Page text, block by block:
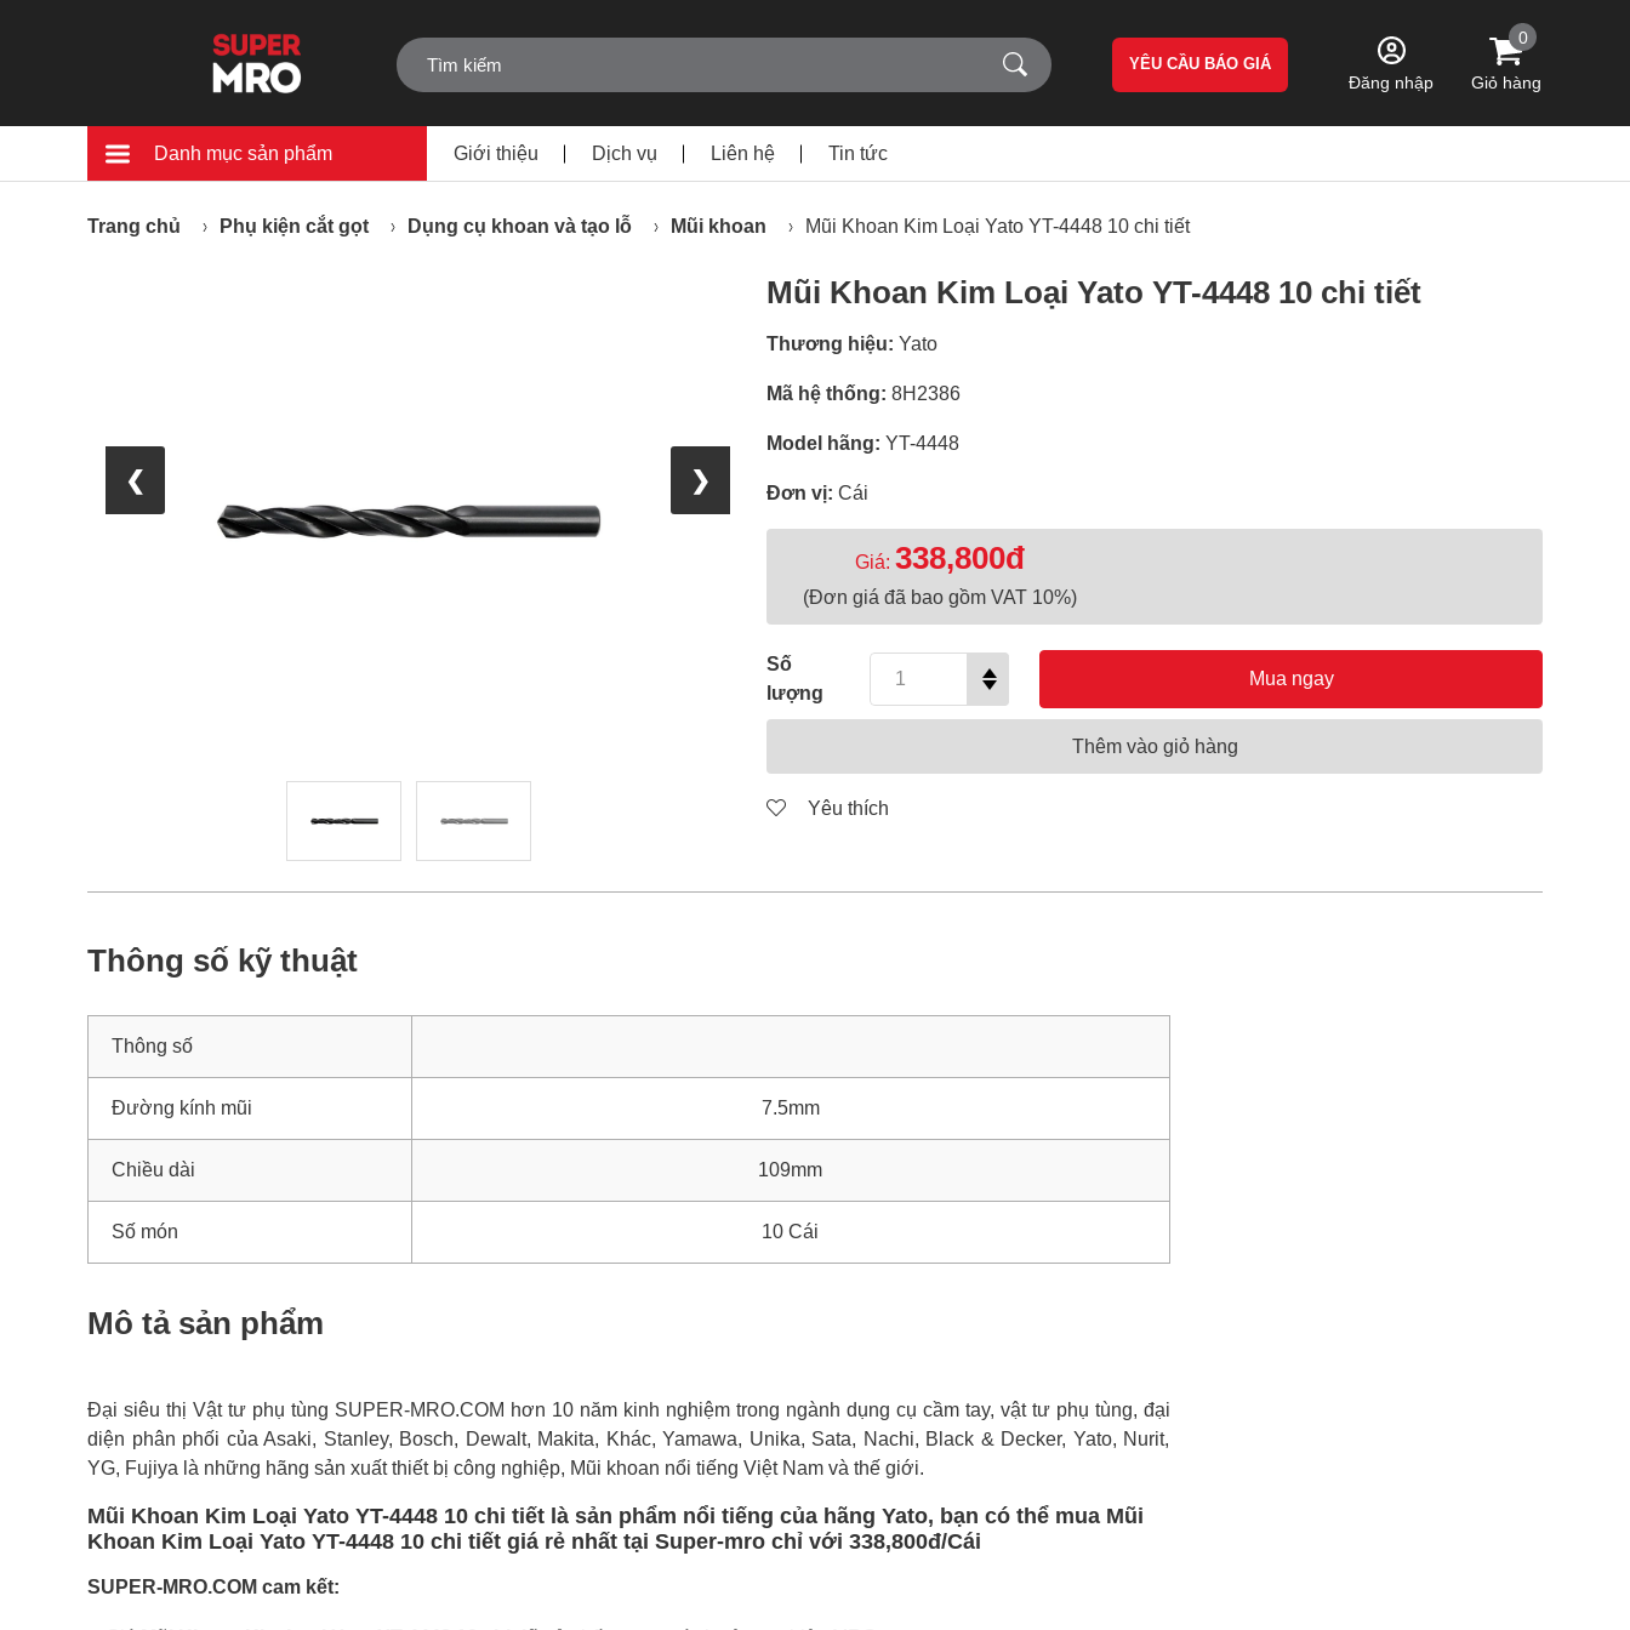
YÊU CẦU BÁO GIÁ
Đăng nhập
0
Giỏ hàng
Danh mục sản phẩm Giới thiệu Dịch vụ Liên hệ Tin tức
Trang chủ Phụ kiện cắt gọt Dụng cụ khoan và tạo lỗ Mũi khoan Mũi Khoan Kim Loại Yato YT-4448 10 chi tiết
❮ ❯
Mũi Khoan Kim Loại Yato YT-4448 10 chi tiết
Thương hiệu: Yato
Mã hệ thống: 8H2386
Model hãng: YT-4448
Đơn vị: Cái
Giá: 338,800đ
(Đơn giá đã bao gồm VAT 10%)
Số
lượng
Mua ngay
Thêm vào giỏ hàng
Yêu thích
Thông số kỹ thuật
Thông số
Đường kính mũi 7.5mm
Chiều dài 109mm
Số món 10 Cái
Mô tả sản phẩm
Đại siêu thị Vật tư phụ tùng SUPER-MRO.COM hơn 10 năm kinh nghiệm trong ngành dụng cụ cầm tay, vật tư phụ tùng, đại
diện phân phối của Asaki, Stanley, Bosch, Dewalt, Makita, Khác, Yamawa, Unika, Sata, Nachi, Black & Decker, Yato, Nurit,
YG, Fujiya là những hãng sản xuất thiết bị công nghiệp, Mũi khoan nổi tiếng Việt Nam và thế giới.
Mũi Khoan Kim Loại Yato YT-4448 10 chi tiết là sản phẩm nổi tiếng của hãng Yato, bạn có thể mua Mũi
Khoan Kim Loại Yato YT-4448 10 chi tiết giá rẻ nhất tại Super-mro chỉ với 338,800đ/Cái
SUPER-MRO.COM cam kết: